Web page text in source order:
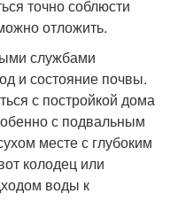
точно соблюсти
отложить.
службами
и состояние почвы.
с постройкой дома
с подвальным
месте с глубоким
колодец или
воды к